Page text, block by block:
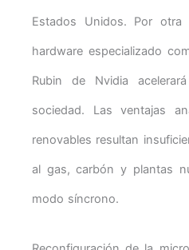
Estados Unidos. Por
hardware especializado
Rubin de Nvidia
sociedad. Las ventajas
renovables resultan
al gas, carbón y plantas
modo síncrono.